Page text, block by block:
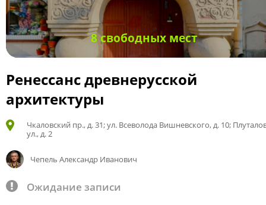
8 свободных мест
Ренессанс древнерусской
архитектуры
Чкаловский пр., д. 31; ул. Всеволода Вишневского, д. 10;
ул., д. 2
Чепель Александр Иванович
Ожидание записи